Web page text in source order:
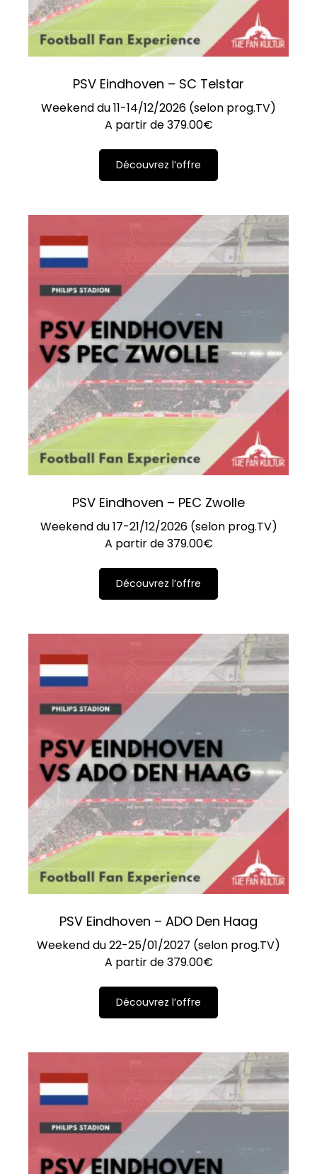
PSV Eindhoven – SC Telstar
Weekend du 11-14/12/2026 (selon prog.TV)
A partir de379.00€
Découvrez l’offre
PSV Eindhoven – PEC Zwolle
Weekend du 17-21/12/2026 (selon prog.TV)
A partir de379.00€
Découvrez l’offre
PSV Eindhoven – ADO Den Haag
Weekend du 22-25/01/2027 (selon prog.TV)
A partir de379.00€
Découvrez l’offre